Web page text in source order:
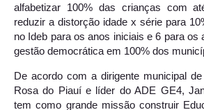
alfabetizar 100% das crianças com
reduzir a distorção idade x série para
no Ideb para os anos iniciais e 6 para os
gestão democrática em 100% dos
De acordo com a dirigente municipal
Rosa do Piauí e líder do ADE GE4,
tem como grande missão construir